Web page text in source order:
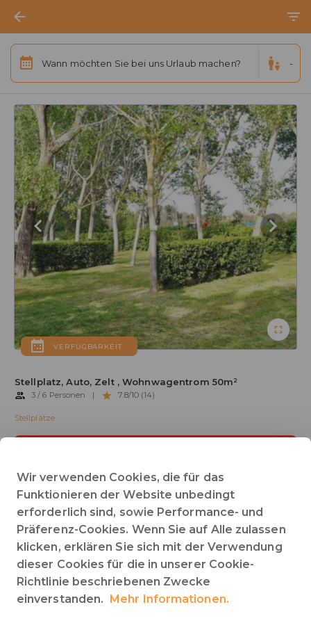
Wann möchten Sie bei uns Urlaub machen? -
VERFÜGBARKEIT
Stellplatz, Auto, Zelt , Wohnwagentrom 50m²
3 / 6 Personen | 7.8/10 (14)
Stellplätze
BESCHREIBUNG SONDERANGEBOTE BEWERTUNGEN
Haustiere erlaubt Strom alles anzeigen
Hunde sind nur in der Nebensaison erlaubt
Wir verwenden Cookies, die für das
Funktionieren der Website unbedingt
erforderlich sind, sowie Performance- und
Präferenz-Cookies. Wenn Sie auf Alle zulassen
klicken, erklären Sie sich mit der Verwendung
dieser Cookies für die in unserer Cookie-
Richtlinie beschriebenen Zwecke
einverstanden. Mehr Informationen.